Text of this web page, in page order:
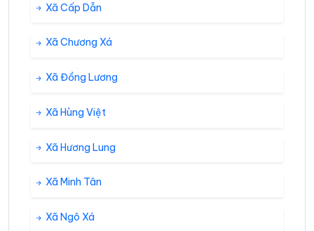
Xã Cấp Dẫn
Xã Chương Xá
Xã Đồng Lương
Xã Hùng Việt
Xã Hương Lung
Xã Minh Tân
Xã Ngô Xá